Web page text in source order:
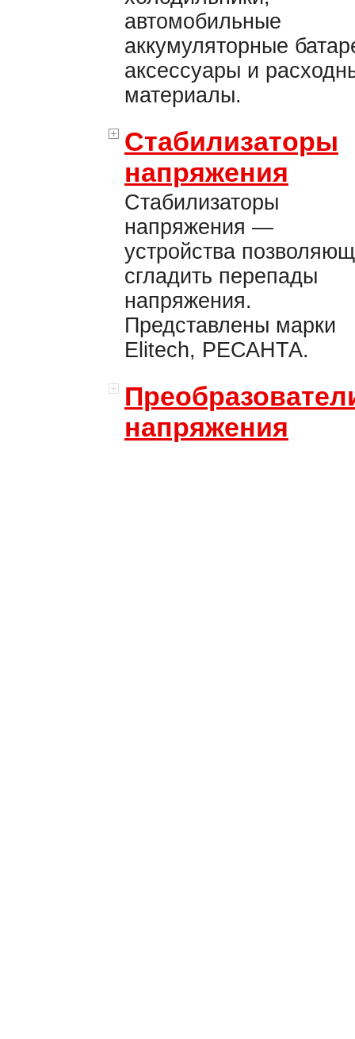
автомобильные
аккумуляторные
аксессуары и
материалы.
Стабилизаторы
напряжения
Стабилизаторы
напряжения —
устройства
сгладить перепады
напряжения.
Представлены марки
Elitech, РЕСАНТА.
напряжения